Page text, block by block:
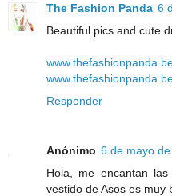
The Fashion Panda 6
Beautiful pics and cute
Responder
Anónimo 6 de mayo
Hola, me encantan
vestido de Asos es muy